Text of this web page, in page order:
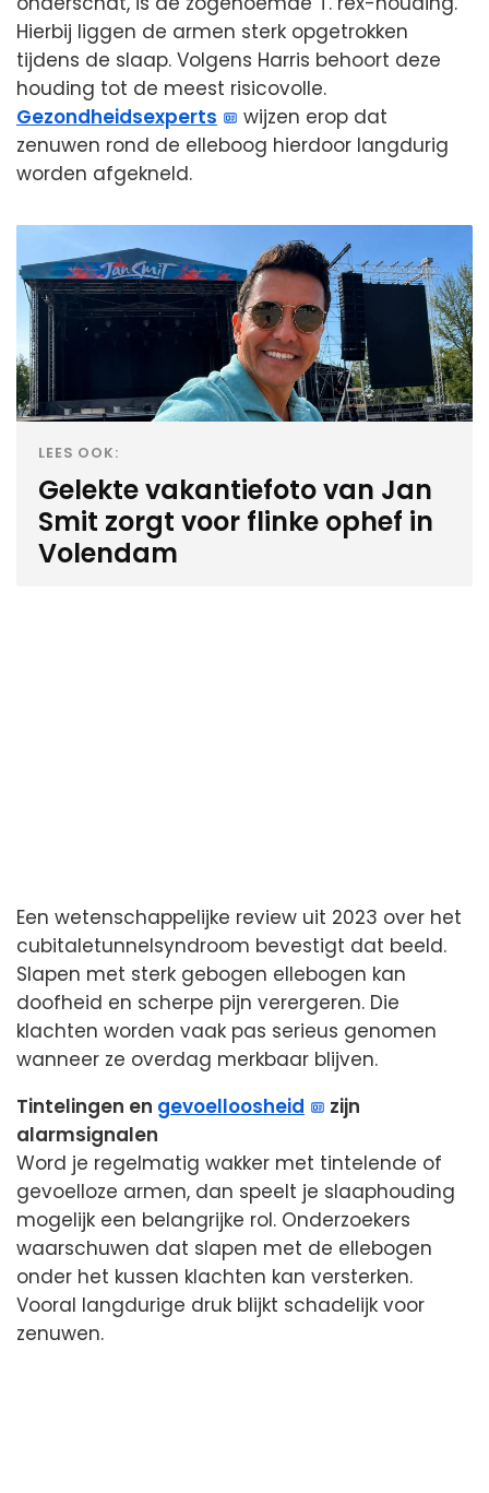
Hierbij liggen de armen sterk opgetrokken
tijdens de slaap. Volgens Harris behoort deze
houding tot de meest risicovolle.
Gezondheidsexperts
wijzen erop dat
zenuwen rond de elleboog hierdoor langdurig
worden afgekneld.
LEES OOK:
Gelekte vakantiefoto van Jan
Smit zorgt voor flinke ophef in
Volendam
Een wetenschappelijke review uit 2023 over het
cubitaletunnelsyndroom bevestigt dat beeld.
Slapen met sterk gebogen ellebogen kan
doofheid en scherpe pijn verergeren. Die
klachten worden vaak pas serieus genomen
wanneer ze overdag merkbaar blijven.
Tintelingen en gevoelloosheid
zijn
alarmsignalen
Word je regelmatig wakker met tintelende of
gevoelloze armen, dan speelt je slaaphouding
mogelijk een belangrijke rol. Onderzoekers
waarschuwen dat slapen met de ellebogen
onder het kussen klachten kan versterken.
Vooral langdurige druk blijkt schadelijk voor
zenuwen.